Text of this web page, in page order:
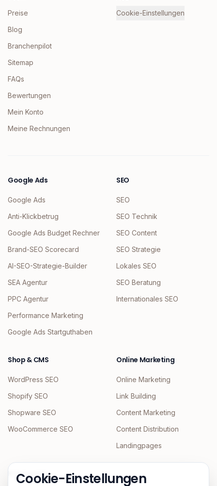
Preise
Blog
Branchenpilot
Sitemap
FAQs
Bewertungen
Mein Konto
Meine Rechnungen
Cookie-Einstellungen
Google Ads
Google Ads
Anti-Klickbetrug
Google Ads Budget Rechner
Brand-SEO Scorecard
AI-SEO-Strategie-Builder
SEA Agentur
PPC Agentur
Performance Marketing
Google Ads Startguthaben
SEO
SEO
SEO Technik
SEO Content
SEO Strategie
Lokales SEO
SEO Beratung
Internationales SEO
Shop & CMS
WordPress SEO
Shopify SEO
Shopware SEO
WooCommerce SEO
Online Marketing
Online Marketing
Link Building
Content Marketing
Content Distribution
Landingpages
KI & Agentic
Cookie-Einstellungen